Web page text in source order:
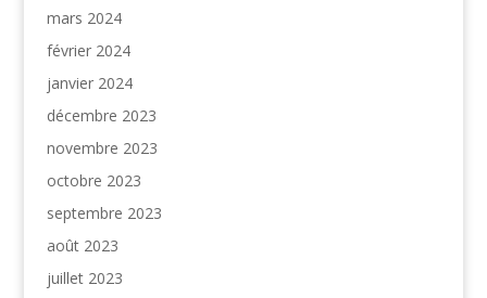
mars 2024
février 2024
janvier 2024
décembre 2023
novembre 2023
octobre 2023
septembre 2023
août 2023
juillet 2023